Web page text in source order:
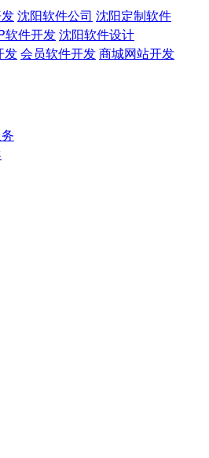
沈阳软件公司 沈阳定制软件
软件开发沈阳软件设计
发会员软件开发商城网站开发